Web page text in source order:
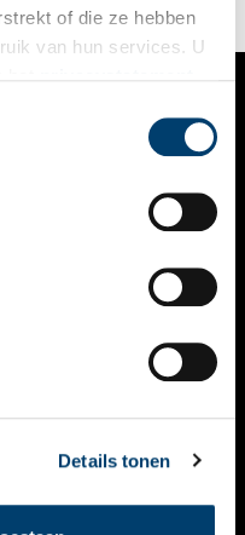
of die ze hebben
van hun services. U
Details tonen